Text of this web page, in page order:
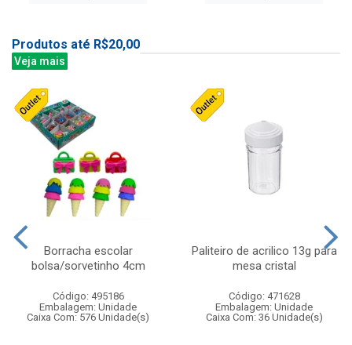
Produtos até R$20,00
Veja mais
Borracha escolar
bolsa/sorvetinho 4cm
Código: 495186
Embalagem: Unidade
Caixa Com: 576 Unidade(s)
Paliteiro de acrilico 13g para
mesa cristal
Código: 471628
Embalagem: Unidade
Caixa Com: 36 Unidade(s)